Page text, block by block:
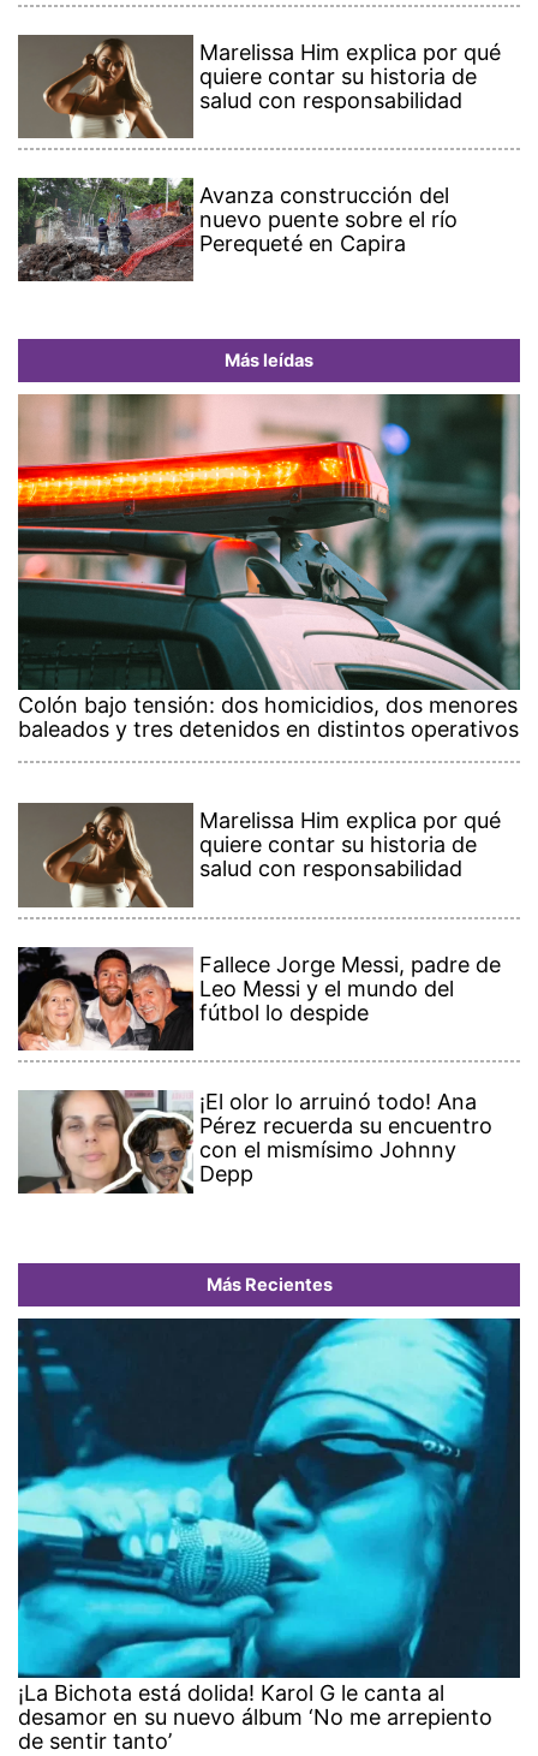
Marelissa Him explica por qué
quiere contar su historia de
salud con responsabilidad
Avanza construcción del
nuevo puente sobre el río
Perequeté en Capira
Más leídas
Colón bajo tensión: dos homicidios, dos menores
baleados y tres detenidos en distintos operativos
Marelissa Him explica por qué
quiere contar su historia de
salud con responsabilidad
Fallece Jorge Messi, padre de
Leo Messi y el mundo del
fútbol lo despide
¡El olor lo arruinó todo! Ana
Pérez recuerda su encuentro
con el mismísimo Johnny
Depp
Más Recientes
¡La Bichota está dolida! Karol G le canta al
desamor en su nuevo álbum ‘No me arrepiento
de sentir tanto’